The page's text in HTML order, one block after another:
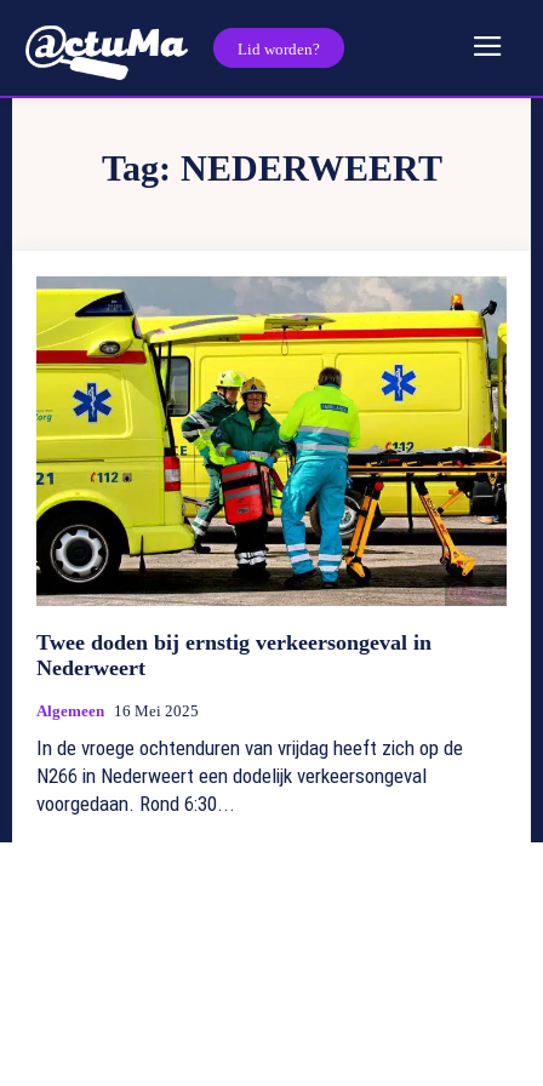
Lid worden?
Tag: NEDERWEERT
Twee doden bij ernstig verkeersongeval in
Nederweert
Algemeen 16 Mei 2025
In de vroege ochtenduren van vrijdag heeft zich op de
N266 in Nederweert een dodelijk verkeersongeval
voorgedaan. Rond 6:30...